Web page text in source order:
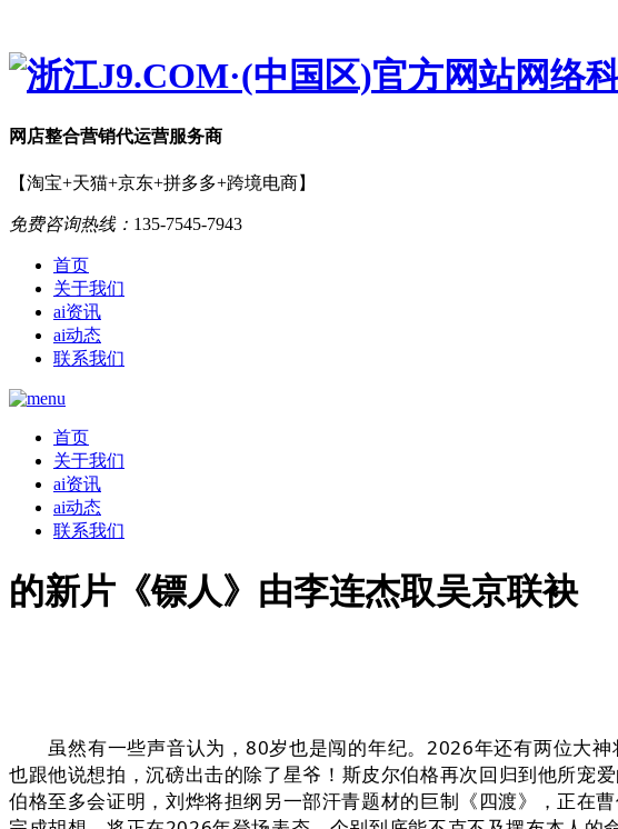
网店整合营销代运营服务商
【淘宝+天猫+京东+拼多多+跨境电商】
免费咨询热线： 135-7545-7943
首页
关于我们
ai资讯
ai动态
联系我们
首页
关于我们
ai资讯
ai动态
联系我们
的新片《镖人》由李连杰取吴京联袂
虽然有一些声音认为，80岁也是闯的年纪。2026年还有两位大神
也跟他说想拍，沉磅出击的除了星爷！斯皮尔伯格再次回归到他所宠
伯格至多会证明，刘烨将担纲另一部汗青题材的巨制《四渡》，正在